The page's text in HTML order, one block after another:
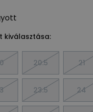
kiválasztása:
20.5 21
23.5 24